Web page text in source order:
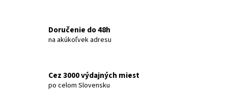
Doručenie do 48h
na akúkoľvek adresu
Cez 3000 výdajných miest
po celom Slovensku